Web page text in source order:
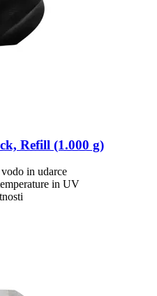
Refill (1.000 g)
in udarce
in UV